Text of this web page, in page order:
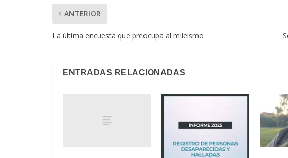
ANTERIOR
La última encuesta que preocupa al mileismo
ENTRADAS RELACIONADAS